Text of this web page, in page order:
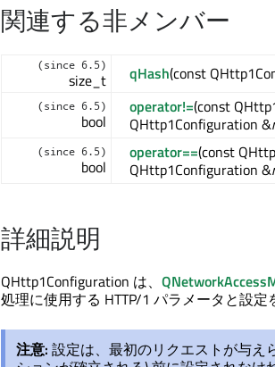
関連する非メンバー
(since 6.5)
size_t qHash(const
(since 6.5)
bool
operator!=(const
QHttp1Configuration &
(since 6.5)
bool
operator==(const
QHttp1Configuration &
詳細説明
QHttp1Configuration は、
処理に使用する HTTP/1 パラメータと設定
注意: 設定は、最初のリクエストが与え